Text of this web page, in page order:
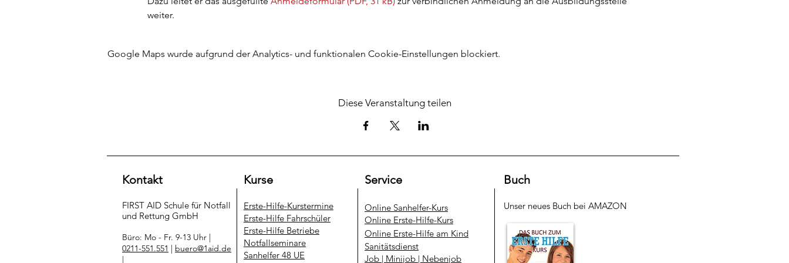
weiter.
Google Maps wurde aufgrund der Analytics- und funktionalen Cookie-Einstellungen blockiert.
Diese Veranstaltung teilen
Kontakt
FIRST AID Schule für Notfall
und Rettung​ GmbH
Büro: Mo - Fr. 9-13 Uhr |
0211-551.551 | buero@1aid.de
|
Kurse
Erste-Hilfe-Kurstermine
Erste-Hilfe Fahrschüler
Erste-Hilfe Betriebe
Notfallseminare
Sanhelfer 48 UE
Service
​Online Sanhelfer-Kurs​
Online Erste-Hilfe-Kurs
Online Erste-Hilfe am Kind
Sanitätsdienst
Job | Minijob | Nebenjob
Buch
Unser neues Buch bei AMAZON